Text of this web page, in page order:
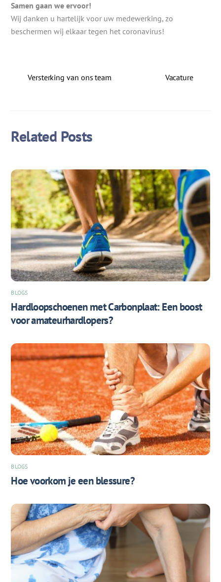
Samen gaan we ervoor!
Wij danken u hartelijk voor uw medewerking, zo
beschermen wij elkaar tegen het coronavirus!
Versterking van ons team Vacature
Related Posts
BLOGS
Hardloopschoenen met Carbonplaat: Een boost
voor amateurhardlopers?
BLOGS
Hoe voorkom je een blessure?